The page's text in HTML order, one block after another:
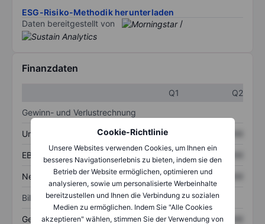
Cookie-Richtlinie
Unsere Websites verwenden Cookies, um Ihnen ein
besseres Navigationserlebnis zu bieten, indem sie den
Betrieb der Website ermöglichen, optimieren und
analysieren, sowie um personalisierte Werbeinhalte
bereitzustellen und Ihnen die Verbindung zu sozialen
Medien zu ermöglichen. Indem Sie "Alle Cookies
akzeptieren" wählen, stimmen Sie der Verwendung von
ESG-Risiko-Methodik herunterladen
Daten bereitgestellt von
/
Finanzdaten
Q1
Q2
Gewinn- und Verlustrechnung
Umsatz XXXXXXX
EBITDA XXXXXXX XXXXXXX
Nettoeinkommen XXXXXXX XXXXXXX
Bilanz
Gesamtvermögen XXXXXXX XXXXXXX